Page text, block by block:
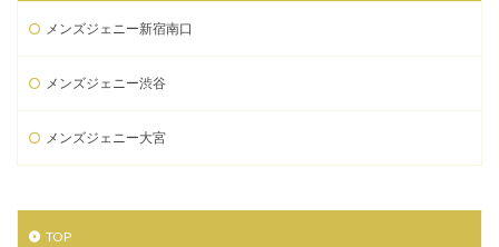
メンズジェニー新宿南口
メンズジェニー渋谷
メンズジェニー大宮
TOP